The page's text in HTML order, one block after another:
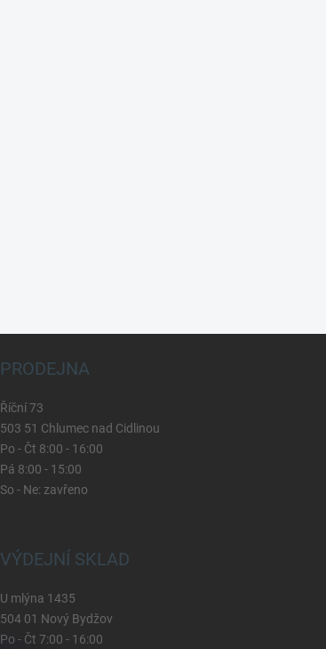
PRODEJNA
Říční 73
503 51 Chlumec nad Cidlinou
Po - Čt 8:00 - 16:00
Pá 8:00 - 15:00
So - Ne: zavřeno
VÝDEJNÍ SKLAD
U mlýna 1435
504 01 Nový Bydžov
Po - Čt 7:00 - 16:00